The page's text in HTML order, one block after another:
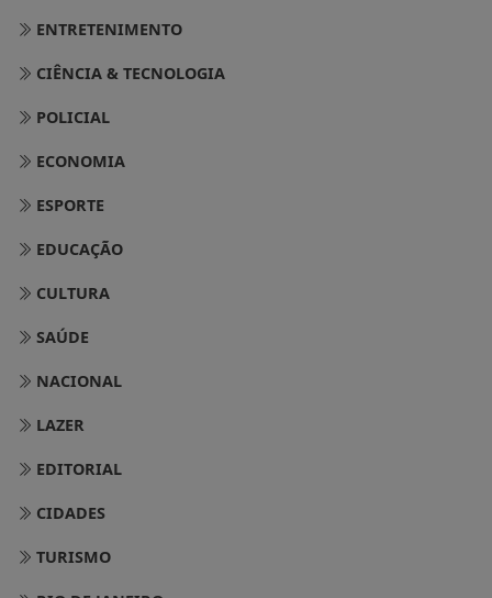
ENTRETENIMENTO
CIÊNCIA & TECNOLOGIA
POLICIAL
ECONOMIA
ESPORTE
EDUCAÇÃO
CULTURA
SAÚDE
NACIONAL
LAZER
EDITORIAL
CIDADES
TURISMO